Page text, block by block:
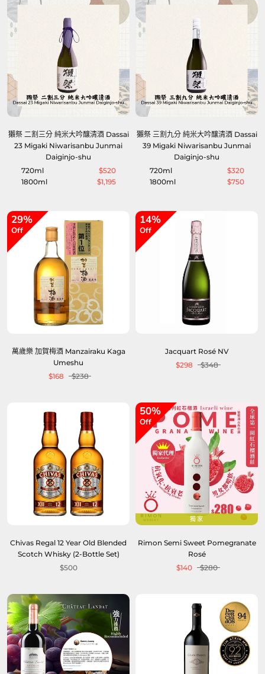
獺祭 二割三分 純米大吟釀清酒 Dassai
23 Migaki Niwarisanbu Junmai
Daiginjo-shu
720ml
$520
1800ml
$1,195
獺祭 三割九分 純米大吟釀清酒 Dassai
39 Migaki Niwarisanbu Junmai
Daiginjo-shu
720ml
$320
1800ml
$750
29%
Off
萬歲樂 加賀梅酒 Manzairaku Kaga
Umeshu
$168
$238
14%
Off
Jacquart Rosé NV
$298
$348
Chivas Regal 12 Year Old Blended
Scotch Whisky (2-Bottle Set)
$500
50%
Off
獨家
Rimon Semi Sweet Pomegranate
Rosé
$140
$280